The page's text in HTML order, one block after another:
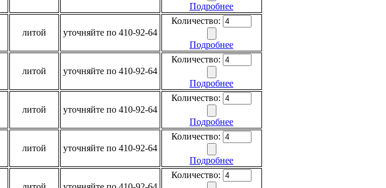
Подробнее
литой уточняйте по 410-92-64
Количество:
Подробнее
литой уточняйте по 410-92-64
Количество:
Подробнее
литой уточняйте по 410-92-64
Количество:
Подробнее
литой уточняйте по 410-92-64
Количество:
Подробнее
Количество: